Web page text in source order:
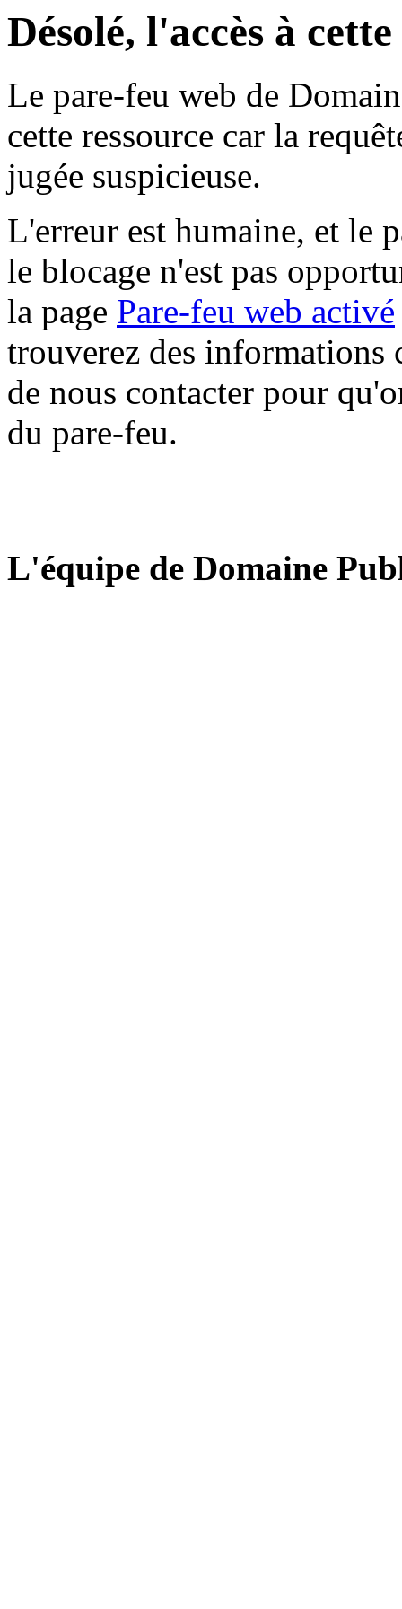
Désolé, l'accès à
Le pare-feu web de
cette ressource car la
jugée suspicieuse.
L'erreur est humaine, et le
le blocage n'est pas
la page Pare-feu web activé
trouverez des informations
de nous contacter pour
du pare-feu.
L'équipe de Domaine